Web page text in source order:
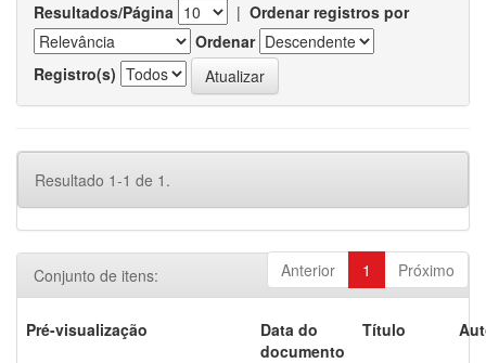
Resultados/Página | Ordenar registros por
Ordenar
Registro(s)
Resultado 1-1 de 1.
Anterior 1 Próximo
Conjunto de itens:
Pré-visualização
Data do
documento
Título